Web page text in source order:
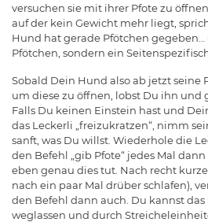
versuchen sie mit ihrer Pfote zu
auf der kein Gewicht mehr liegt,
Hund hat gerade Pfötchen
Pfötchen, sondern ein
Sobald Dein Hund also ab jetzt seine
um diese zu öffnen, lobst Du ihn und
Falls Du keinen Einstein hast und
das Leckerli „freizukratzen“, nimm
sanft, was Du willst. Wiederhole die
den Befehl „gib Pfote“ jedes Mal
eben genau dies tut. Nach recht
nach ein paar Mal drüber schlafen),
den Befehl dann auch. Du kannst
weglassen und durch